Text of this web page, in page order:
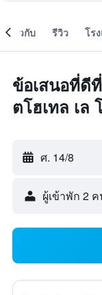
เกี่ยวกับ รีวิว โร
ข้อเสนอที่ดี
ตโฮเทล เล
ศ. 14/8
ผู้เข้าพัก 2 ค